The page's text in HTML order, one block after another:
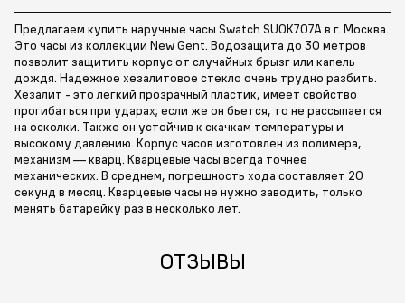
Предлагаем купить наручные часы Swatch SUOK707A в г. Москва.
Это часы из коллекции New Gent. Водозащита до 30 метров
позволит защитить корпус от случайных брызг или капель
дождя. Надежное хезалитовое стекло очень трудно разбить.
Хезалит - это легкий прозрачный пластик, имеет свойство
прогибаться при ударах; если же он бьется, то не рассыпается
на осколки. Также он устойчив к скачкам температуры и
высокому давлению. Корпус часов изготовлен из полимера,
механизм — кварц. Кварцевые часы всегда точнее
механических. В среднем, погрешность хода составляет 20
секунд в месяц. Кварцевые часы не нужно заводить, только
менять батарейку раз в несколько лет.
ОТЗЫВЫ